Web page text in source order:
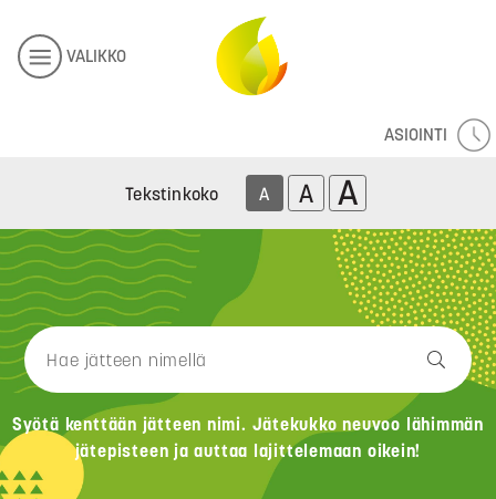
VALIKKO
ASIOINTI
Tekstinkoko A A A
Syötä kenttään jätteen nimi. Jätekukko neuvoo lähimmän
jätepisteen ja auttaa lajittelemaan oikein!